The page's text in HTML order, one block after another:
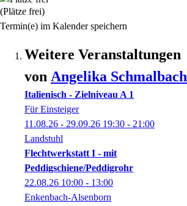
(Plätze frei)
Termin(e) im Kalender speichern
Weitere Veranstaltungen
von Angelika Schmalbach
Italienisch - Zielniveau A 1
Für Einsteiger
11.08.26 - 29.09.26 19:30 - 21:00
Landstuhl
Flechtwerkstatt I - mit
Peddigschiene/Peddigrohr
22.08.26 10:00 - 13:00
Enkenbach-Alsenborn